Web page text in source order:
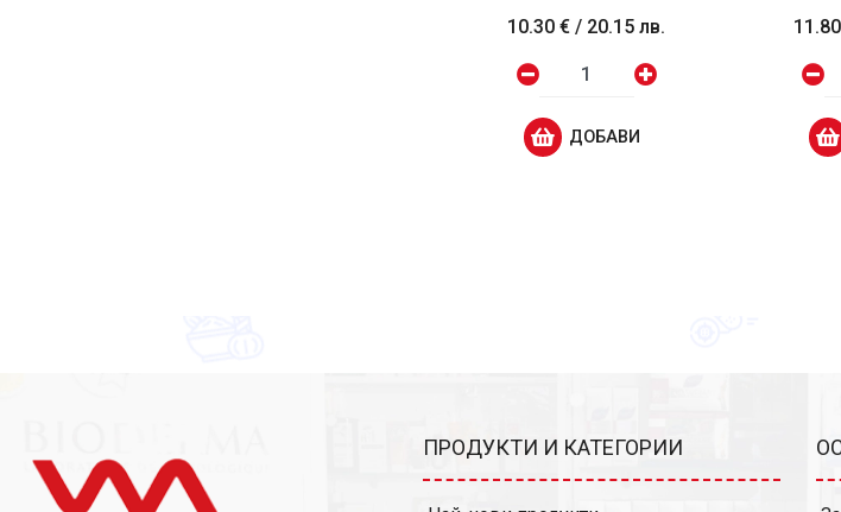
10.30 € / 20.15 лв.
ДОБАВИ
ПРОДУКТИ И КАТЕГОРИИ